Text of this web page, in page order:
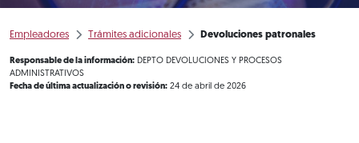
Empleadores Trámites adicionales Devoluciones patronales
Responsable de la información: DEPTO DEVOLUCIONES Y PROCESOS
ADMINISTRATIVOS
Fecha de última actualización o revisión: 24 de abril de 2026